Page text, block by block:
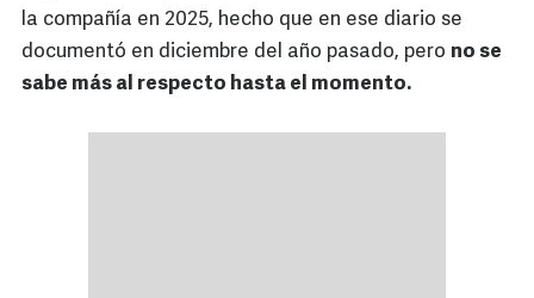
la compañía en 2025, hecho que en ese diario se
documentó en diciembre del año pasado, pero no se
sabe más al respecto hasta el momento.